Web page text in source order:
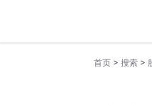
首页 > 搜索 >